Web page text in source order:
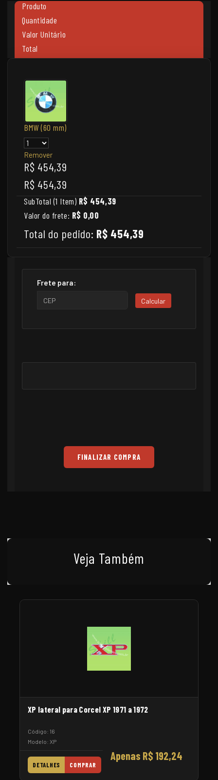
Produto
Quantidade
Valor Unitário
Total
BMW (60 mm)
Remover
R$ 454,39
R$ 454,39
SubTotal (1 Item) R$ 454,39
Valor do frete: R$ 0,00
Total do pedido: R$ 454,39
Frete para:
Calcular
FINALIZAR COMPRA
Veja Também
XP lateral para Corcel XP 1971 a 1972
Código: 16
Modelo: XP
Apenas R$ 192,24
DETALHES COMPRAR